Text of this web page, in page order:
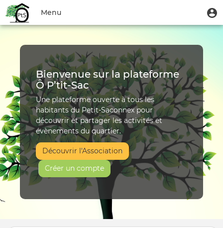
contenu
Accueil
|
P’tit‑Sac
Menu
du
l'utilisateur
Menu
Toggle
navigation
Bienvenue sur la plateforme
Ô P’tit‑Sac
Une plateforme ouverte à tous les
habitants du Petit-Saconnex pour
découvrir et partager les activités et
évènements du quartier.
Découvrir l'Association
Créer un compte